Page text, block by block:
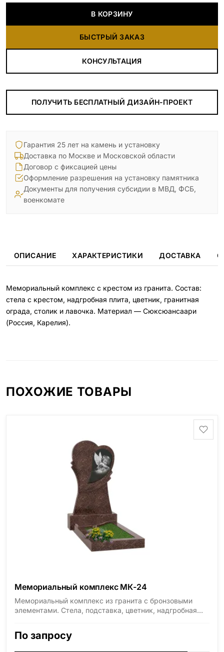
В КОРЗИНУ
БЫСТРЫЙ ЗАКАЗ
КОНСУЛЬТАЦИЯ
ПОЛУЧИТЬ БЕСПЛАТНЫЙ ДИЗАЙН-ПРОЕКТ
Гарантия 25 лет на камень и установку
Доставка по Москве и Московской области
Договор с фиксацией цены
Оформление разрешения на установку памятника
Документы для получения субсидии в МВД, ФСБ,
военкомате
ОПИСАНИЕ ХАРАКТЕРИСТИКИ ДОСТАВКА
Мемориальный комплекс с крестом из гранита. Состав:
стела с крестом, надгробная плита, цветник, гранитная
ограда, столик и лавочка. Материал — Сюксюансаари
(Россия, Карелия).
ПОХОЖИЕ ТОВАРЫ
Мемориальный комплекс МК-24
Мемориальный комплекс из гранита с бронзовыми
элементами. Стела, подставка, цветник, надгробная
По запросу